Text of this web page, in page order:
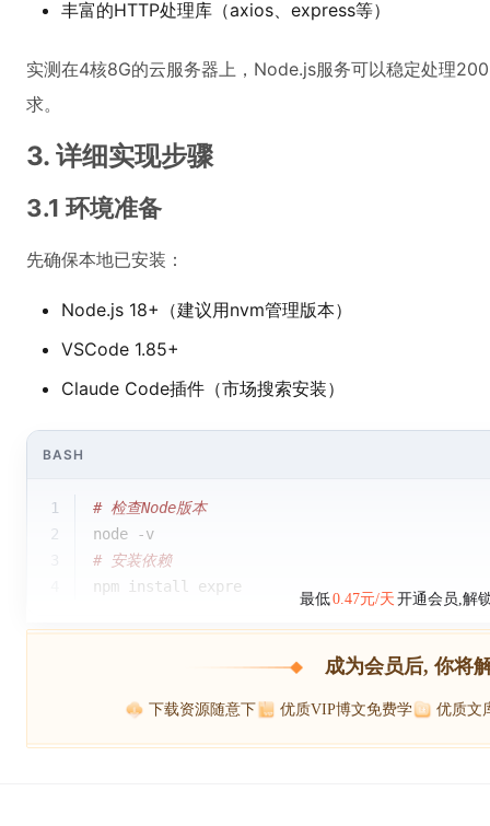
丰富的HTTP处理库（axios、express等）
实测在4核8G的云服务器上，Node.js服务可以稳定处理
求。
3. 详细实现步骤
3.1 环境准备
先确保本地已安装：
Node.js 18+（建议用nvm管理版本）
VSCode 1.85+
Claude Code插件（市场搜索安装）
BASH
1
# 检查Node版本
2
node -v
# 安装依赖
npm install expre
最低0.47元/天 开通会员,解
成为会员后, 你将
下载资源随意下 优质VIP博文免费学 优质文